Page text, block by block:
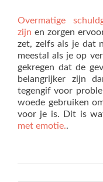
Overmatige
zijn en zorgen
zet, zelfs als je dat
meestal als je op
gekregen dat de
belangrijker zijn
tegengif voor
woede gebruiken
voor je is. Dit is
met emotie..